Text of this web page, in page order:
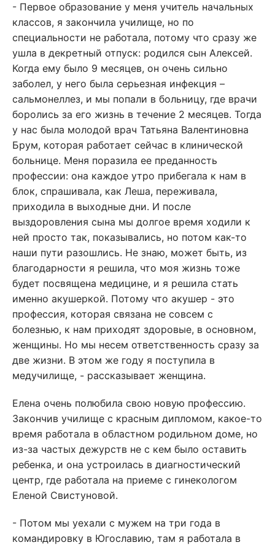
- Первое образование у меня учитель начальных
классов, я закончила училище, но по
специальности не работала, потому что сразу же
ушла в декретный отпуск: родился сын Алексей.
Когда ему было 9 месяцев, он очень сильно
заболел, у него была серьезная инфекция –
сальмонеллез, и мы попали в больницу, где врачи
боролись за его жизнь в течение 2 месяцев. Тогда
у нас была молодой врач Татьяна Валентиновна
Брум, которая работает сейчас в клинической
больнице. Меня поразила ее преданность
профессии: она каждое утро прибегала к нам в
блок, спрашивала, как Леша, переживала,
приходила в выходные дни. И после
выздоровления сына мы долгое время ходили к
ней просто так, показывались, но потом как-то
наши пути разошлись. Не знаю, может быть, из
благодарности я решила, что моя жизнь тоже
будет посвящена медицине, и я решила стать
именно акушеркой. Потому что акушер - это
профессия, которая связана не совсем с
болезнью, к нам приходят здоровые, в основном,
женщины. Но мы несем ответственность сразу за
две жизни. В этом же году я поступила в
медучилище, - рассказывает женщина.
Елена очень полюбила свою новую профессию.
Закончив училище с красным дипломом, какое-то
время работала в областном родильном доме, но
из-за частых дежурств не с кем было оставить
ребенка, и она устроилась в диагностический
центр, где работала на приеме с гинекологом
Еленой Свистуновой.
- Потом мы уехали с мужем на три года в
командировку в Югославию, там я работала в